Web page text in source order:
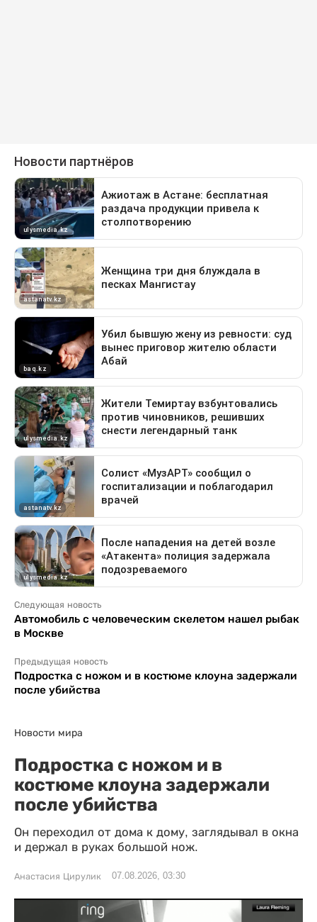
Следующая новость
Автомобиль с человеческим скелетом нашел рыбак
в Москве
Предыдущая новость
Подростка с ножом и в костюме клоуна задержали
после убийства
Новости мира
Подростка с ножом и в
костюме клоуна задержали
после убийства
Он переходил от дома к дому, заглядывал в окна
и держал в руках большой нож.
Анастасия Цирулик 07.08.2026, 03:30